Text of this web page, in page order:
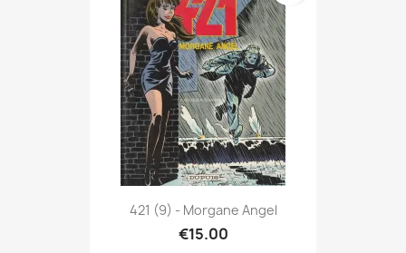
421 (9) - Morgane Angel
€15.00